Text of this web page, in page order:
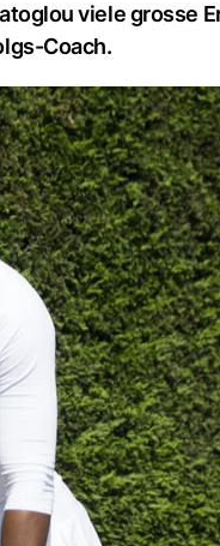
viele grosse
Coach.